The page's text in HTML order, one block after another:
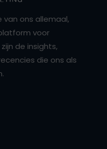
ons allemaal,
voor
de insights,
die ons als